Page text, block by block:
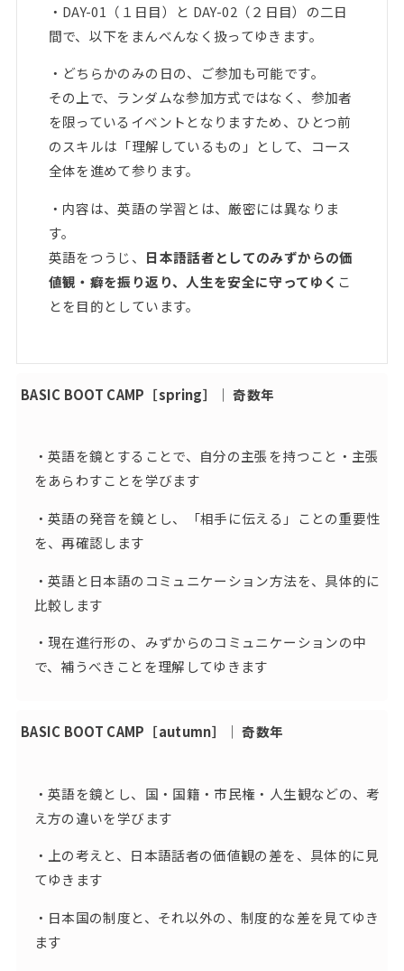
・DAY-01（１日目）と DAY-02（２日目）の二日
間で、以下をまんべんなく扱ってゆきます。
・どちらかのみの日の、ご参加も可能です。
その上で、ランダムな参加方式ではなく、参加者
を限っているイベントとなりますため、ひとつ前
のスキルは「理解しているもの」として、コース
全体を進めて参ります。
・内容は、英語の学習とは、厳密には異なりま
す。
英語をつうじ、 日本語話者としてのみずからの価
値観・癖を振り返り、人生を安全に守ってゆく こ
とを目的としています。
BASIC BOOT CAMP［spring］｜ 奇数年
・英語を鏡とすることで、自分の主張を持つこと・主張
をあらわすことを学びます
・英語の発音を鏡とし、「相手に伝える」ことの重要性
を、再確認します
・英語と日本語のコミュニケーション方法を、具体的に
比較します
・現在進行形の、みずからのコミュニケーションの中
で、補うべきことを理解してゆきます
BASIC BOOT CAMP［autumn］｜ 奇数年
・英語を鏡とし、国・国籍・市民権・人生観などの、考
え方の違いを学びます
・上の考えと、日本語話者の価値観の差を、具体的に見
てゆきます
・日本国の制度と、それ以外の、制度的な差を見てゆき
ます